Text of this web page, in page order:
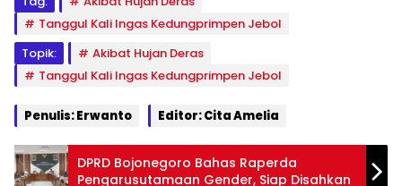
Tanggul Kali Ingas Kedungprimpen Jebol
Topik:
Akibat Hujan Deras
Tanggul Kali Ingas Kedungprimpen Jebol
Penulis: Erwanto Editor: Cita Amelia
DPRD Bojonegoro Bahas Raperda
Pengarusutamaan Gender, Siap Disahkan